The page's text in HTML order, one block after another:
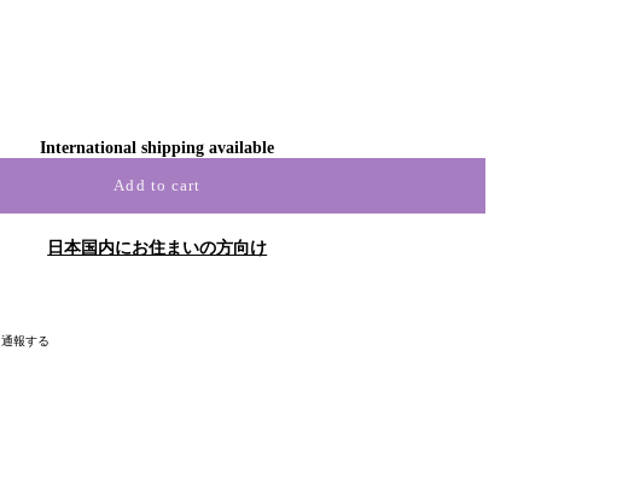
International shipping available
Add to cart
日本国内にお住まいの方向け
通報する